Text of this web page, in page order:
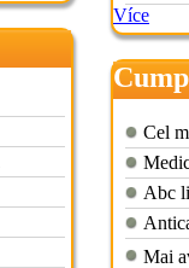
Více
Cel
Abc
Mai